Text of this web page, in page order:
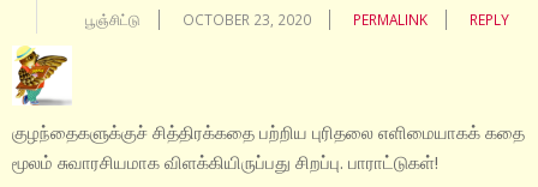
பூஞ்சிட்டு OCTOBER 23, 2020 PERMALINK REPLY
குழந்தைகளுக்குச் சித்திரக்கதை பற்றிய புரிதலை எளிமையாகக் கதை
மூலம் சுவாரசியமாக விளக்கியிருப்பது சிறப்பு. பாராட்டுகள்!